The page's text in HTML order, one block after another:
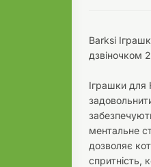
Barksi
дзвіночком
Іграшки для
ментальне
дозволяє
спритність,